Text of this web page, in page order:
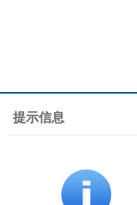
提示信息